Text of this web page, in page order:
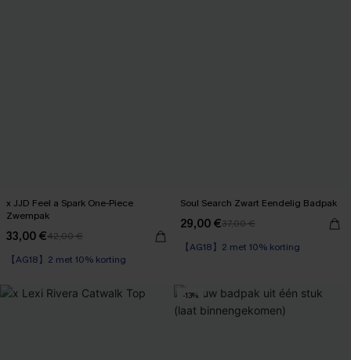
x JJD Feel a Spark One-Piece
Zwempak
33,00 €42,00 €
【AG18】2 met 10% korting
Soul Search Zwart Eendelig Badpak
29,00 €37,00 €
【AG18】2 met 10% korting
-13%